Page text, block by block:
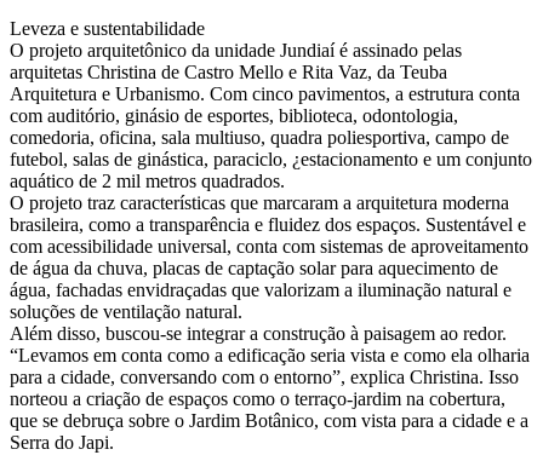
Leveza e sustentabilidade
O projeto arquitetônico da unidade Jundiaí é assinado pelas
arquitetas Christina de Castro Mello e Rita Vaz, da Teuba
Arquitetura e Urbanismo. Com cinco pavimentos, a estrutura conta
com auditório, ginásio de esportes, biblioteca, odontologia,
comedoria, oficina, sala multiuso, quadra poliesportiva, campo de
futebol, salas de ginástica, paraciclo, ¿estacionamento e um conjunto
aquático de 2 mil metros quadrados.
O projeto traz características que marcaram a arquitetura moderna
brasileira, como a transparência e fluidez dos espaços. Sustentável e
com acessibilidade universal, conta com sistemas de aproveitamento
de água da chuva, placas de captação solar para aquecimento de
água, fachadas envidraçadas que valorizam a iluminação natural e
soluções de ventilação natural.
Além disso, buscou-se integrar a construção à paisagem ao redor.
“Levamos em conta como a edificação seria vista e como ela olharia
para a cidade, conversando com o entorno”, explica Christina. Isso
norteou a criação de espaços como o terraço-jardim na cobertura,
que se debruça sobre o Jardim Botânico, com vista para a cidade e a
Serra do Japi.